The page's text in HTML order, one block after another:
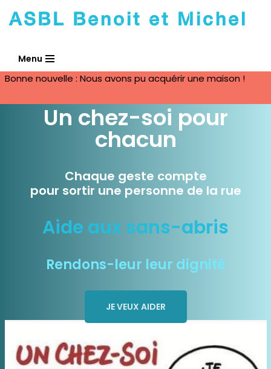
contenu
ASBL Benoit et Michel
Menu
Bonne nouvelle : Nous avons pu acquérir une maison !
Un chez-soi pour
chacun
Chaque geste compte
pour sortir une personne de la rue
Aide aux sans-abris
Rendons-leur leur dignité
JE VEUX AIDER